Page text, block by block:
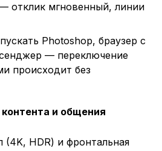
отклик мгновенный, линии
Photoshop, браузер с
— переключение
происходит без
и общения
(4K, HDR) и фронтальная